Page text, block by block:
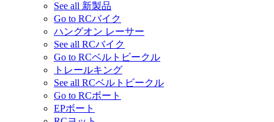
See all 新製品
Go to RCバイク
ハングオン レーサー
See all RCバイク
Go to RCベルトビークル
トレールキング
See all RCベルトビークル
Go to RCボート
EPボート